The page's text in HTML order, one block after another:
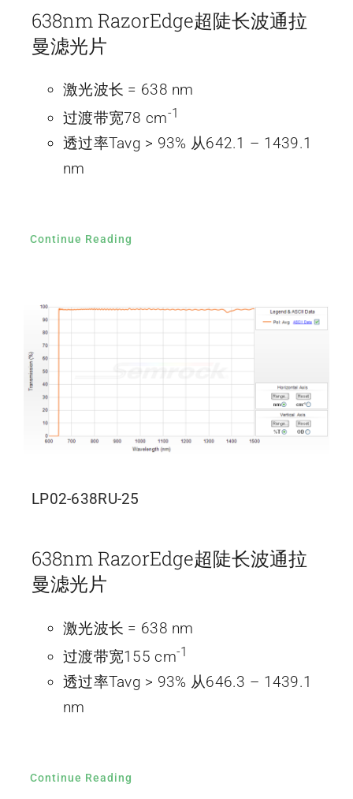
638nm RazorEdge超陡长波通拉
曼滤光片
激光波长 = 638 nm
过渡带宽78 cm-1
透过率Tavg > 93% 从642.1 – 1439.1
nm
Continue Reading
LP02-638RU-25
638nm RazorEdge超陡长波通拉
曼滤光片
激光波长 = 638 nm
过渡带宽155 cm-1
透过率Tavg > 93% 从646.3 – 1439.1
nm
Continue Reading